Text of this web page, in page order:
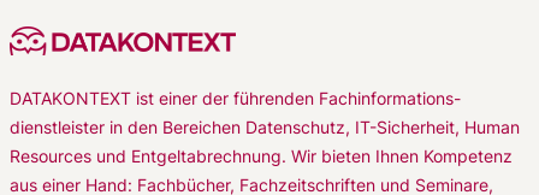
DATAKONTEXT ist einer der führenden Fachinformations-
dienstleister in den Bereichen Datenschutz, IT-Sicherheit, Human
Resources und Entgeltabrechnung. Wir bieten Ihnen Kompetenz
aus einer Hand: Fachbücher, Fachzeitschriften und Seminare,